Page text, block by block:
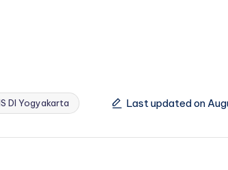
DI Yogyakarta Last updated on